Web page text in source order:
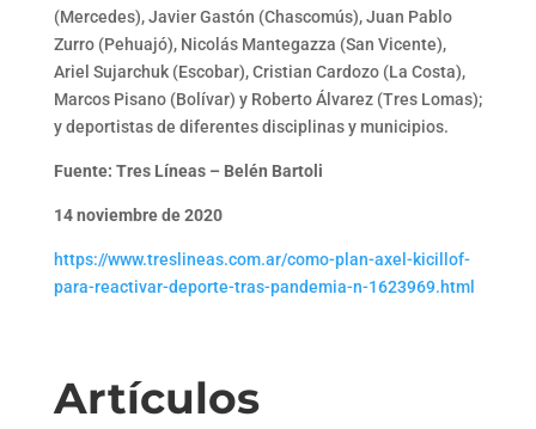
(Mercedes), Javier Gastón (Chascomús), Juan Pablo
Zurro (Pehuajó), Nicolás Mantegazza (San Vicente),
Ariel Sujarchuk (Escobar), Cristian Cardozo (La Costa),
Marcos Pisano (Bolívar) y Roberto Álvarez (Tres Lomas);
y deportistas de diferentes disciplinas y municipios.
Fuente: Tres Líneas – Belén Bartoli
14 noviembre de 2020
https://www.treslineas.com.ar/como-plan-axel-kicillof-
para-reactivar-deporte-tras-pandemia-n-1623969.html
Artículos